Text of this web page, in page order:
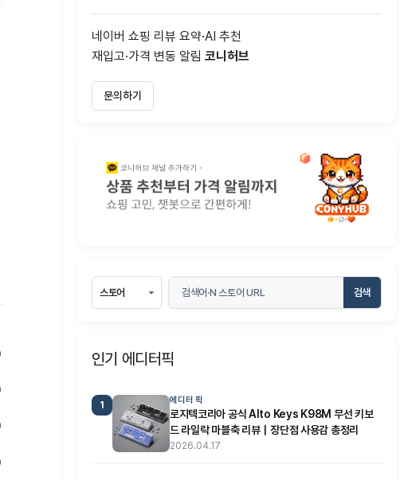
네이버 쇼핑 리뷰 요약·AI 추천
재입고·가격 변동 알림 코니허브
문의하기
검색
인기 에디터픽
1 에디터 픽
로지텍코리아 공식 Alto Keys K98M 무선 키보
드 라일락 마블축 리뷰｜장단점 사용감 총정리
2026.04.17